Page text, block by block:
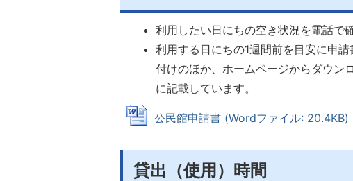
利用したい日にちの空き状況を電話で
利用する日にちの1週間前を目安に申
付けのほか、ホームページからダウン
に記載しています。
公民館申請書 (Wordファイル: 20.4KB)
貸出（使用）時間